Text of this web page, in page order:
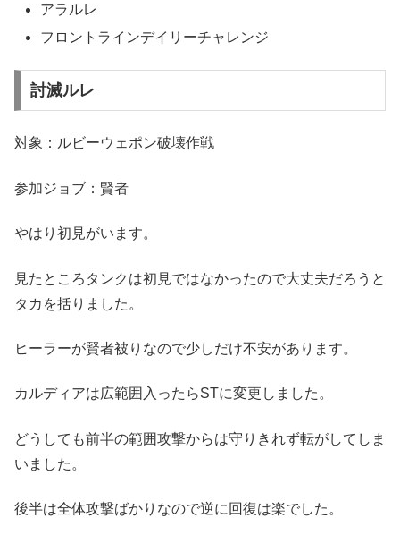
アラルレ
フロントラインデイリーチャレンジ
討滅ルレ
対象：ルビーウェポン破壊作戦
参加ジョブ：賢者
やはり初見がいます。
見たところタンクは初見ではなかったので大丈夫だろうと
タカを括りました。
ヒーラーが賢者被りなので少しだけ不安があります。
カルディアは広範囲入ったらSTに変更しました。
どうしても前半の範囲攻撃からは守りきれず転がしてしま
いました。
後半は全体攻撃ばかりなので逆に回復は楽でした。